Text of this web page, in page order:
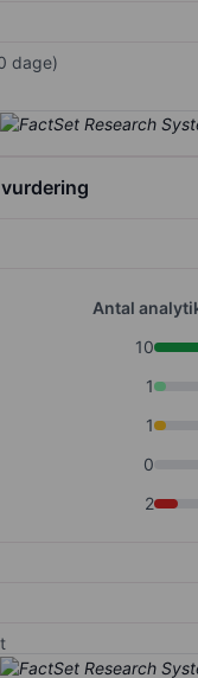
dage)
Antal
10
1
1
0
2